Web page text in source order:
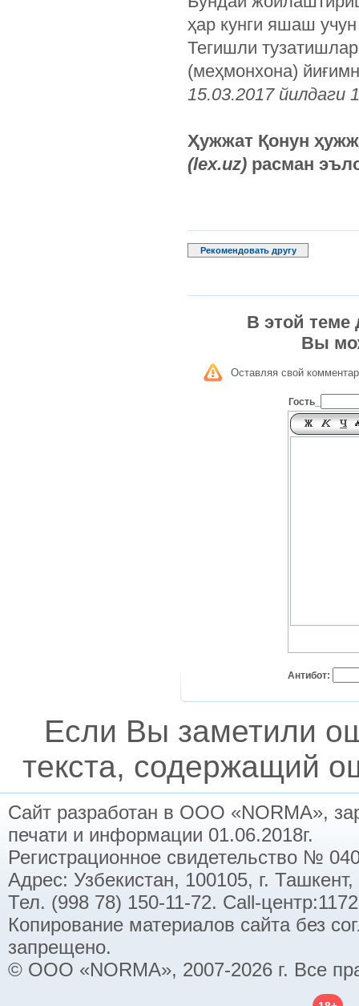
ҳар кунги яшаш
Тегишли
(меҳмонхона)
15.03.2017 йилдаги
Ҳужжат Қонун
(lex.uz) расман
Рекомендовать другу
В этой теме
Вы
Оставляя свой
Гость_
Антибот:
Если Вы заметили
текста, содержащий
Сайт разработан в ООО «NORMA»,
печати и информации 01.06.2018г.
Регистрационное свидетельство №
Адрес: Узбекистан, 100105, г.
Тел. (998 78) 150-11-72. Call-
Копирование материалов сайта без
запрещено.
© ООО «NORMA», 2007-2026 г. Все